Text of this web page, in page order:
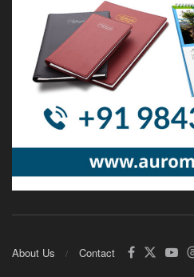
About Us Contact